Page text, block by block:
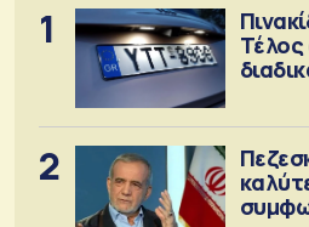
1
Τέλος
2